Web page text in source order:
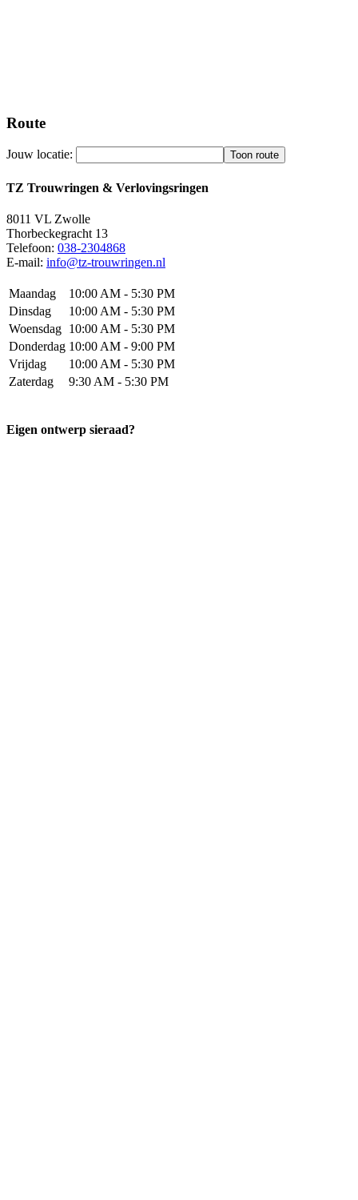
Route
Jouw locatie:
TZ Trouwringen & Verlovingsringen
8011 VL Zwolle
Thorbeckegracht 13
Telefoon: 038-2304868
E-mail: info@tz-trouwringen.nl
Maandag
10:00 AM - 5:30 PM
Dinsdag
10:00 AM - 5:30 PM
Woensdag 10:00 AM - 5:30 PM
Donderdag 10:00 AM - 9:00 PM
Vrijdag
10:00 AM - 5:30 PM
Zaterdag
9:30 AM - 5:30 PM
Eigen ontwerp sieraad?